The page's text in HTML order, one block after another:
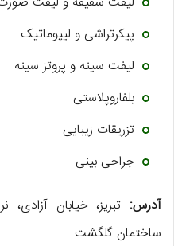
پیکرتراشی و لیپوماتیک
لیفت سینه و پروتز سینه
بلفاروپلاستی
تزریقات زیبایی
جراحی بینی
آدرس: تبریز، خیابان
ساختمان گلگشت